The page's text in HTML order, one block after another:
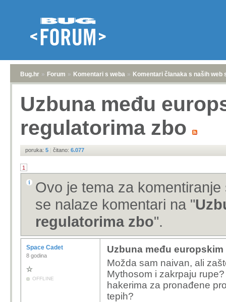
Bug.hr » Forum » Komentari s weba » Komentari članaka s naših web
Uzbuna među
regulatorima zbo
poruka: 5 | čitano: 6.077
1
Ovo je tema za
se nalaze komentari na "
regulatorima zbo".
Space Cadet
8 godina
OFFLINE
Uzbuna među
Možda sam naivan, ali
Mythosom i zakrpaju
hakerima za pronađene
tepih?